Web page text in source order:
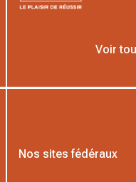
Voir
Nos sites fédéraux